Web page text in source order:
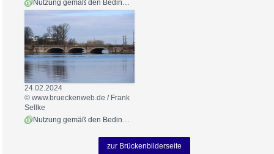
24.02.2024
© www.brueckenweb.de / Frank
Sellke
zur Brückenbilderseite